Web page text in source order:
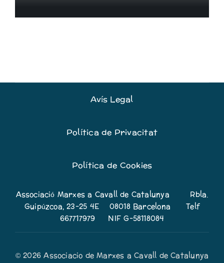
Avís Legal
Política de Privacitat
Política de Cookies
Associació Marxes a Cavall de Catalunya Rbla.
Guipúzcoa, 23-25 4E 08018 Barcelona Telf
667717979 NIF G-58118084
© 2026 Associacio de Marxes a Cavall de Catalunya